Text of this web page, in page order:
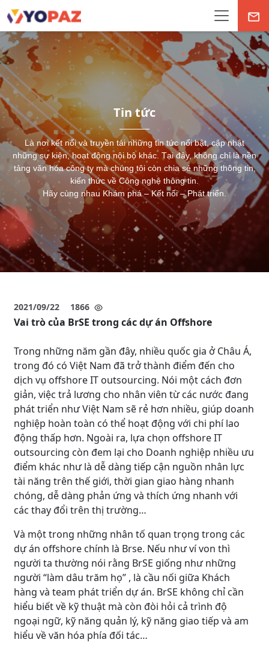
Tin tức
Là nơi kết nối và truyền tải những tin tức nổi bật, cập nhật
những sự kiện, hoạt động nội bộ khác. Tại đây, không chỉ là nền
tảng văn hóa công ty mà chúng tôi còn chia sẻ những thông tin,
kiến thức về Công nghệ thông tin.
Hãy cùng nhau Khám phá – Kết nối – Phát triển.
2021/09/22 1866
Vai trò của BrSE trong các dự án Offshore
Trong những năm gần đây, nhiều quốc gia ở Châu Á,
trong đó có Việt Nam đã trở thành điểm đến cho
dịch vụ offshore IT outsourcing. Nói một cách đơn
giản, việc trả lương cho nhân viên từ các nước đang
phát triển như Việt Nam sẽ rẻ hơn nhiều, giúp doanh
nghiệp hoàn toàn có thể hoạt động với chi phí lao
động thấp hơn. Ngoài ra, lựa chọn offshore IT
outsourcing còn đem lại cho Doanh nghiệp nhiều ưu
điểm khác như là dễ dàng tiếp cận nguồn nhân lực
tài năng trên thế giới, thời gian giao hàng nhanh
chóng, dễ dàng phản ứng và thích ứng nhanh với
các thay đổi trên thị trường…
Và một trong những nhân tố quan trọng trong các
dự án offshore chính là Brse. Nếu như ví von thì
người ta thường nói rằng BrSE giống như những
người “làm dâu trăm họ” , là cầu nối giữa Khách
hàng và team phát triển dự án. BrSE không chỉ cần
hiểu biết về kỹ thuật mà còn đòi hỏi cả trình độ
ngoại ngữ, kỹ năng quản lý, kỹ năng giao tiếp và am
hiểu về văn hóa phía đối tác…